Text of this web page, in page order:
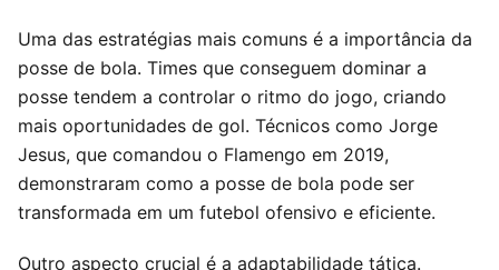
Uma das estratégias mais comuns é a importância da
posse de bola. Times que conseguem dominar a
posse tendem a controlar o ritmo do jogo, criando
mais oportunidades de gol. Técnicos como Jorge
Jesus, que comandou o Flamengo em 2019,
demonstraram como a posse de bola pode ser
transformada em um futebol ofensivo e eficiente.
Outro aspecto crucial é a adaptabilidade tática.